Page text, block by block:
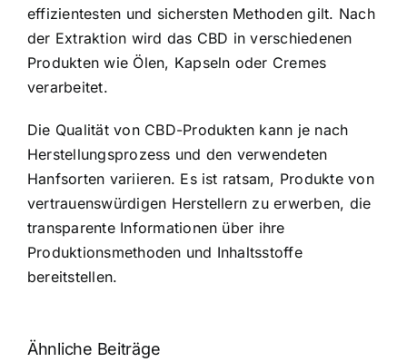
effizientesten und sichersten Methoden gilt. Nach
der Extraktion wird das CBD in verschiedenen
Produkten wie Ölen, Kapseln oder Cremes
verarbeitet.
Die Qualität von CBD-Produkten kann je nach
Herstellungsprozess und den verwendeten
Hanfsorten variieren. Es ist ratsam, Produkte von
vertrauenswürdigen Herstellern zu erwerben, die
transparente Informationen über ihre
Produktionsmethoden und Inhaltsstoffe
bereitstellen.
Ähnliche Beiträge
Neue THC-